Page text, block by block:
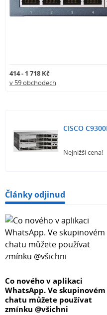
414 - 1 718 Kč
v 59 obchodech
CISCO
Nejnižší cena!
Články odjinud
Co nového v aplikaci
WhatsApp. Ve skupinovém
chatu můžete používat
zmínku @všichni